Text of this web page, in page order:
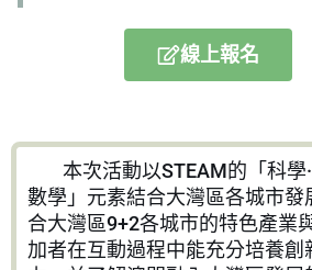
線上報名
本次活動以STEAM的「科學·
數學」元素結合大灣區各城市發
合大灣區9+2各城市的特色產業
加者在互動過程中能充分培養創